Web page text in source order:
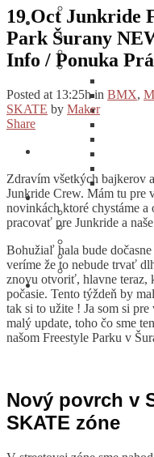
Kalendár BMX
TEAM
O NÁS
ČLENOVIA
JUNKRIDE
2019
2013
KLUB
NÁBOR DO
O JUNKRIDE
ZĽAVOVÝ
KONTAKT
19 OctJunkride
Park Šurany
Info / Ponuka
Posted at 13:25hin BMX,
SKATE by Maker
Share
Zdravím všetkých bajkerov
Junkride Crew. Mám tu pre
novinkách ktoré chystáme a
pracovať pre Junkride a
Bohužiaľ hala bude dočasne
veríme že to nebude trvať
znovu otvoriť, hlavne teraz,
počasie. Tento týždeň by
tak si to užite ! Ja som si pre
malý update, toho čo sme
našom Freestyle Parku v
Nový povrch v
SKATE zóne